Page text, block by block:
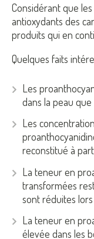
Considérant que
antioxydants des
produits qui en
Quelques faits
Les
dans la peau
Les
reconstitué à
La teneur en
transformées
sont réduites
La teneur en
élevée dans les